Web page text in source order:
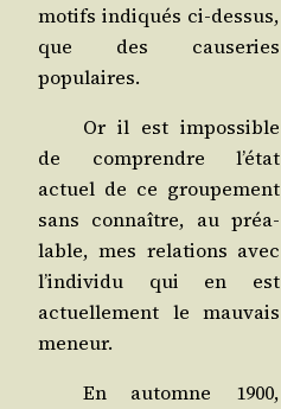
motifs indi­qués ci-des­sus,
que des cau­se­ries
populaires.
Or il est impos­sible
de com­prendre l’é­tat
actuel de ce grou­pe­ment
sans connaître, au préa­
lable, mes rela­tions avec
l’in­di­vi­du qui en est
actuel­le­ment le mau­vais
meneur.
En automne 1900,